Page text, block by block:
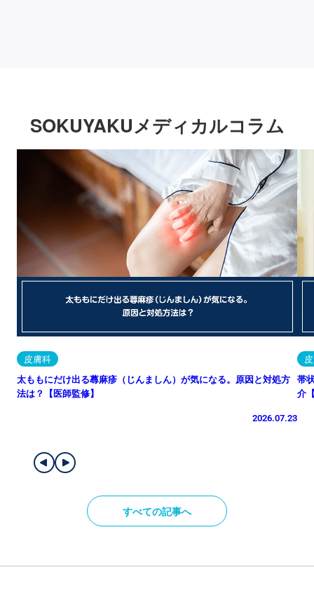
SOKUYAKUメディカルコラム
皮膚科
太ももにだけ出る蕁麻疹（じんましん）が気になる。原因と対処方
法は？【医師監修】
2026.07.23
帯
介
すべての記事へ